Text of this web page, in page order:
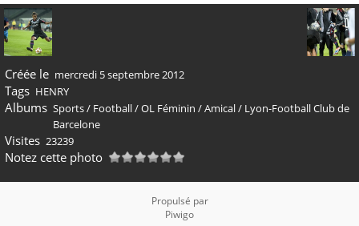
Créée le mercredi 5 septembre 2012
Tags HENRY
Albums Sports/ Football/OL Féminin /Amical/ Lyon-Football Club de
Barcelone
Visites 23239
Notez cette photo
Propulsé par
Piwigo